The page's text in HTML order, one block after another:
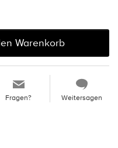
Warenkorb
Fragen? Weitersagen